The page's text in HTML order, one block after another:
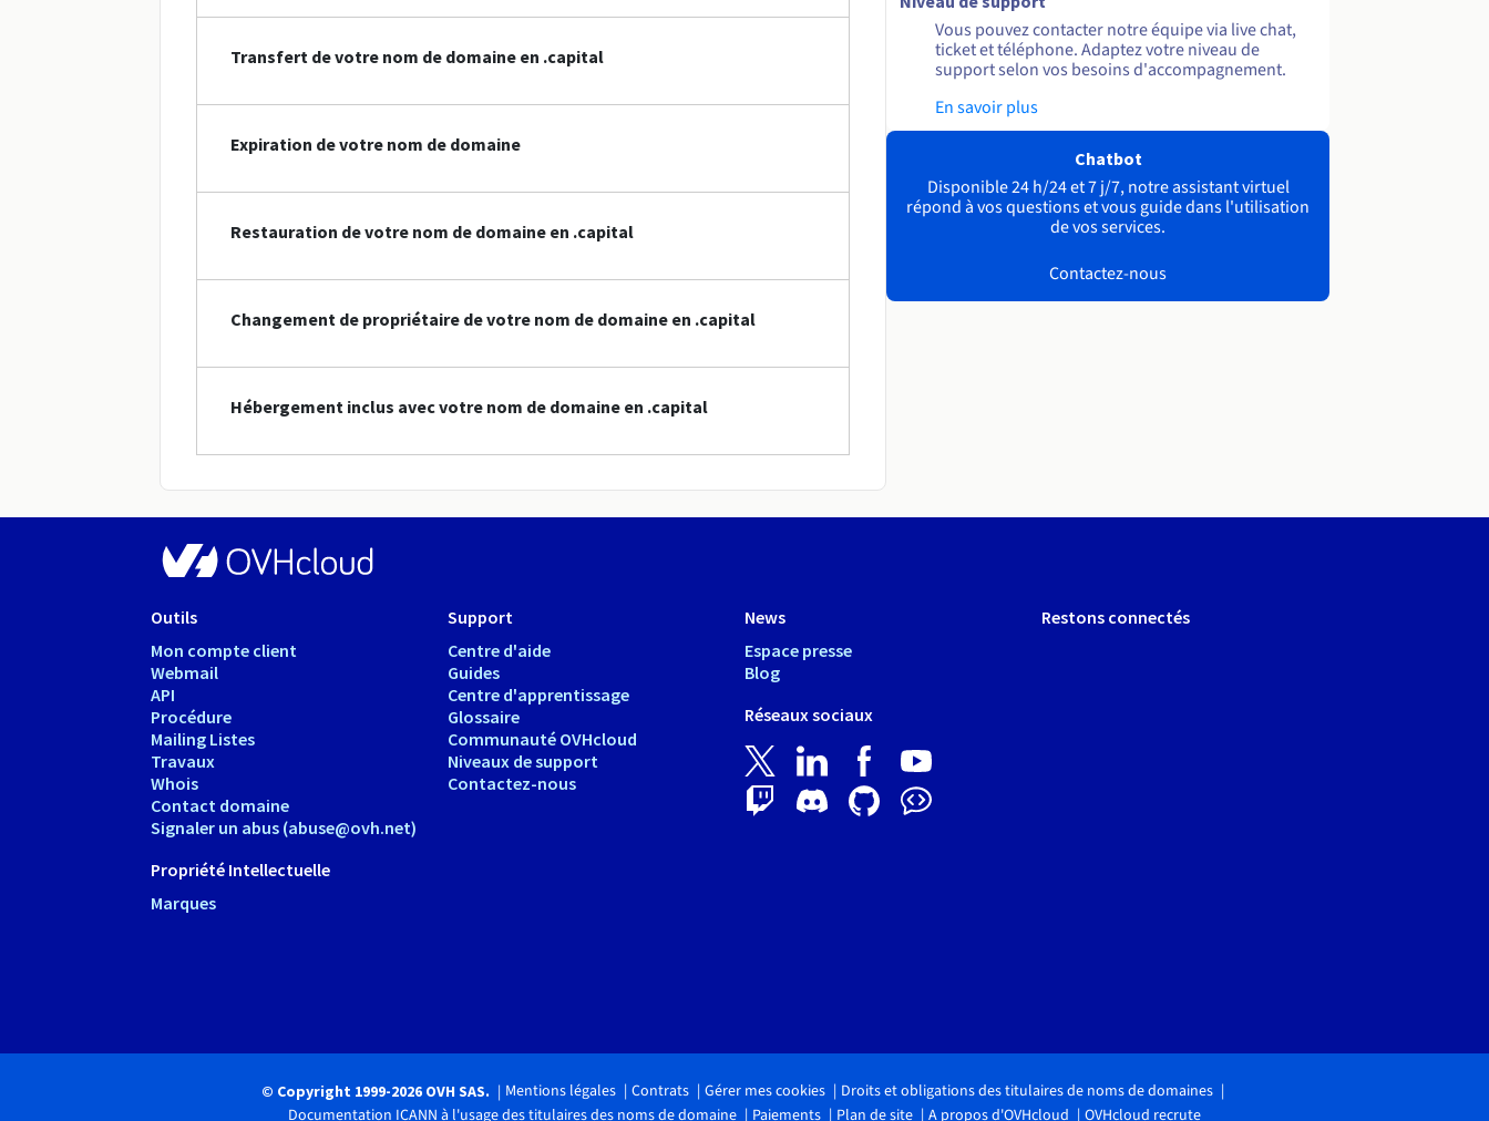
Transfert de votre nom de domaine en .capital
Expiration de votre nom de domaine
Restauration de votre nom de domaine en .capital
Changement de propriétaire de votre nom de domaine en .capital
Hébergement inclus avec votre nom de domaine en .capital
Vous pouvez contacter notre équipe via live chat,
ticket et téléphone. Adaptez votre niveau de
support selon vos besoins d'accompagnement.
En savoir plus
Chatbot
Disponible 24 h/24 et 7 j/7, notre assistant virtuel
répond à vos questions et vous guide dans l'utilisation
de vos services.
Contactez-nous
Outils
Mon compte client
Webmail
API
Procédure
Mailing Listes
Travaux
Whois
Contact domaine
Signaler un abus (abuse@ovh.net)
Propriété Intellectuelle
Marques
Support
Centre d'aide
Guides
Centre d'apprentissage
Glossaire
Communauté OVHcloud
Niveaux de support
Contactez-nous
News
Espace presse
Blog
Réseaux sociaux
Restons connectés
© Copyright 1999-2026 OVH SAS. Mentions légales Contrats Gérer mes cookies
Droits et obligations des titulaires de noms de domaines
Documentation ICANN à l'usage des titulaires des noms de domaine
Paiements Plan de site A propos d'OVHcloud OVHcloud recrute